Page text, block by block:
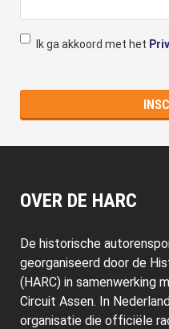
Ik ga akkoord met het
OVER DE HARC
De historische
georganiseerd door de
(HARC) in samenwerking
Circuit Assen. In
organisatie die officiële